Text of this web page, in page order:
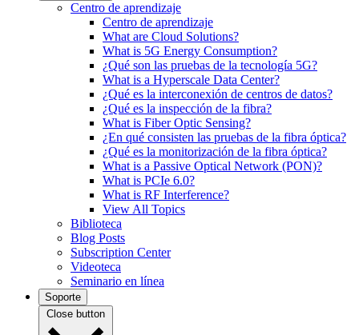
Centro de aprendizaje
Centro de aprendizaje
What are Cloud Solutions?
What is 5G Energy Consumption?
¿Qué son las pruebas de la tecnología 5G?
What is a Hyperscale Data Center?
¿Qué es la interconexión de centros de datos?
¿Qué es la inspección de la fibra?
What is Fiber Optic Sensing?
¿En qué consisten las pruebas de la fibra óptica?
¿Qué es la monitorización de la fibra óptica?
What is a Passive Optical Network (PON)?
What is PCIe 6.0?
What is RF Interference?
View All Topics
Biblioteca
Blog Posts
Subscription Center
Videoteca
Seminario en línea
Soporte
Close button